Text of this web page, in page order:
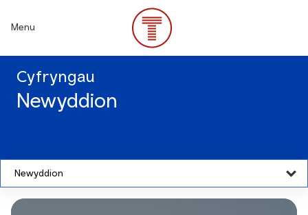
content
Menu
Cyfryngau
Newyddion
Newyddion